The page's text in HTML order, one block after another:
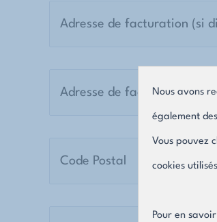
Nous avons
également
Vous pouvez
cookies
Pour en